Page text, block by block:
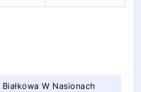
W Nasionach